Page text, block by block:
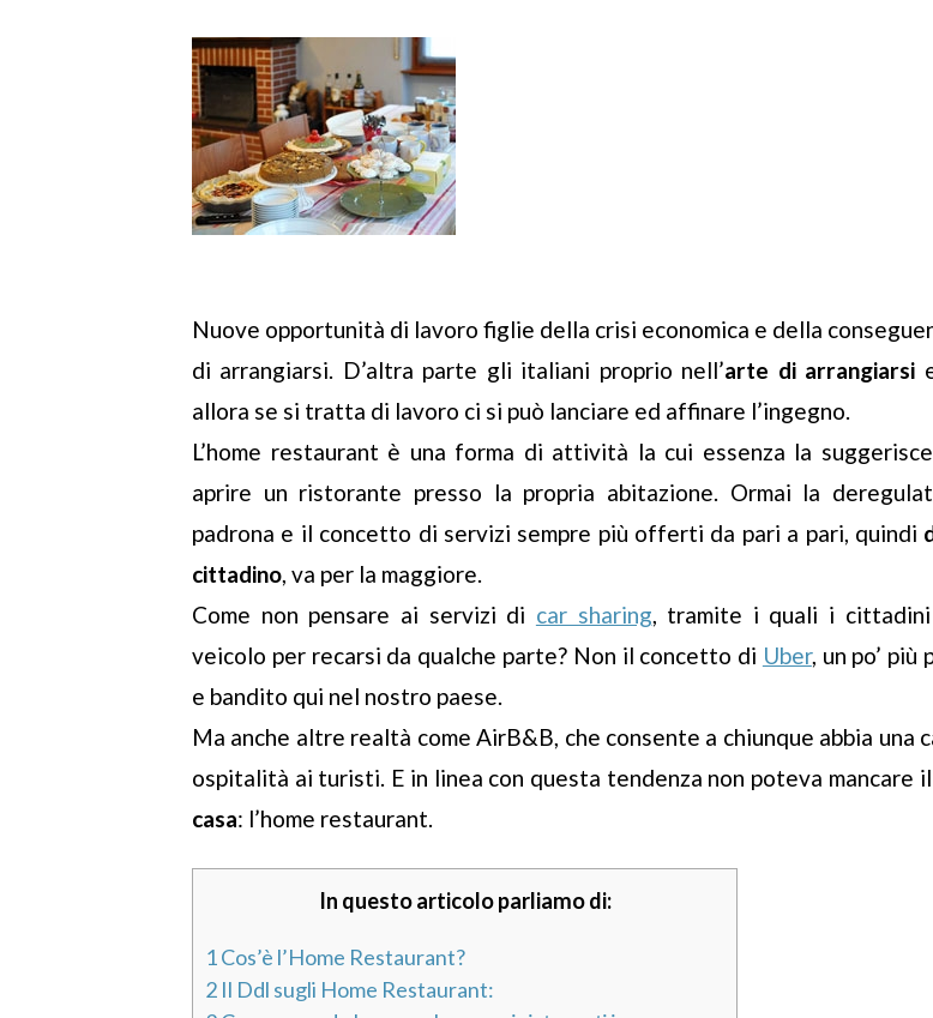
Nuove opportunità di lavoro figlie della crisi economica e della
di arrangiarsi. D’altra parte gli italiani proprio nell’arte di arrangiarsi
allora se si tratta di lavoro ci si può lanciare ed affinare l’ingegno.
L’home restaurant è una forma di attività la cui essenza la
aprire un ristorante presso la propria abitazione. Ormai la
padrona e il concetto di servizi sempre più offerti da pari a pari, quindi
cittadino, va per la maggiore.
Come non pensare ai servizi di car sharing, tramite i quali i cittadini
veicolo per recarsi da qualche parte? Non il concetto di Uber, un po’
e bandito qui nel nostro paese.
Ma anche altre realtà come AirB&B, che consente a chiunque abbia una
ospitalità ai turisti. E in linea con questa tendenza non poteva mancare il
casa: l’home restaurant.
In questo articolo parliamo di:
1Cos’è l’Home Restaurant?
2 Il Ddl sugli Home Restaurant: